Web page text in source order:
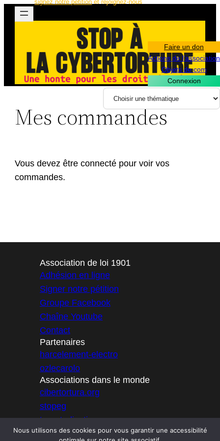
Aller
Faire un don
Actions de l’association
Objets de com
Connexion
signez notre pétition et rejoignez-nous
Mes commandes
Vous devez être connecté pour voir vos
commandes.
Association de loi 1901
Adhésion en ligne
Signer notre pétition
Groupe Facebook
Chaîne Youtube
Contact
Partenaires
harcelement-electro
ozlecarolo
Associations dans le monde
cibertortura.org
stopeg
targetedjustice
icator
Nous utilisons des cookies pour vous garantir une accessibilité